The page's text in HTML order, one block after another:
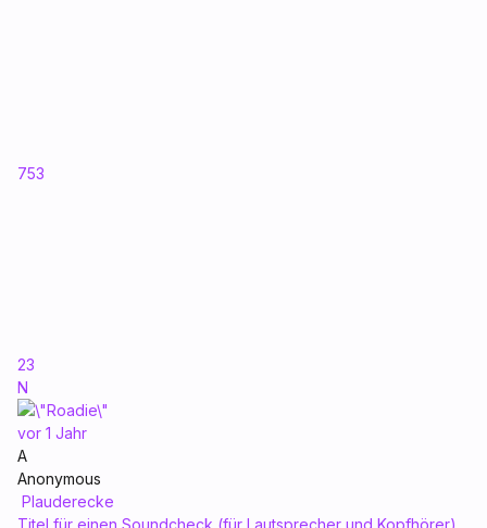
753
23
N
vor 1 Jahr
A
Anonymous
Plauderecke
Titel für einen Soundcheck (für Lautsprecher und Kopfhörer)